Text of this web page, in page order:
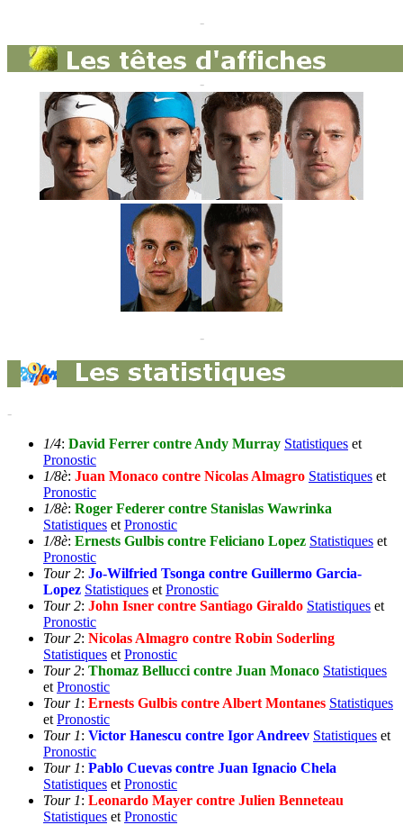
-
-
-
-
1/4: David Ferrer contre Andy Murray Statistiques et
Pronostic
1/8è: Juan Monaco contre Nicolas Almagro Statistiques et
Pronostic
1/8è: Roger Federer contre Stanislas Wawrinka
Statistiques et Pronostic
1/8è: Ernests Gulbis contre Feliciano Lopez Statistiques et
Pronostic
Tour 2: Jo-Wilfried Tsonga contre Guillermo Garcia-
Lopez Statistiques et Pronostic
Tour 2: John Isner contre Santiago Giraldo Statistiques et
Pronostic
Tour 2: Nicolas Almagro contre Robin Soderling
Statistiques et Pronostic
Tour 2: Thomaz Bellucci contre Juan Monaco Statistiques
et Pronostic
Tour 1: Ernests Gulbis contre Albert Montanes Statistiques
et Pronostic
Tour 1: Victor Hanescu contre Igor Andreev Statistiques et
Pronostic
Tour 1: Pablo Cuevas contre Juan Ignacio Chela
Statistiques et Pronostic
Tour 1: Leonardo Mayer contre Julien Benneteau
Statistiques et Pronostic